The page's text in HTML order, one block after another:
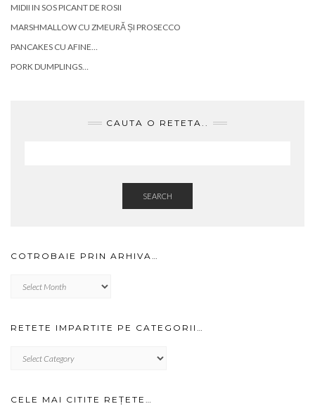
MIDII IN SOS PICANT DE ROSII
MARSHMALLOW CU ZMEURĂ ȘI PROSECCO
PANCAKES CU AFINE…
PORK DUMPLINGS…
CAUTA O RETETA..
SEARCH
COTROBAIE PRIN ARHIVA…
prin
RETETE IMPARTITE PE CATEGORII…
IMPARTITE
CELE MAI CITITE REȚETE…